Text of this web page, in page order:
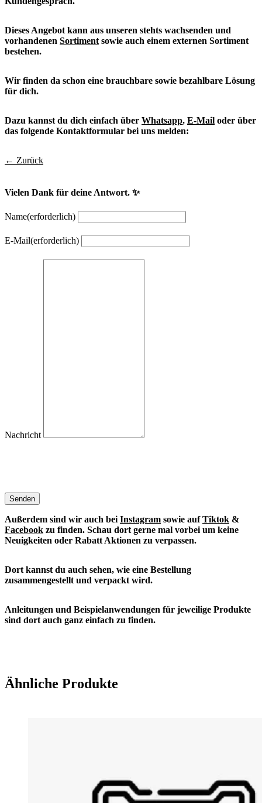
Dieses Angebot kann aus unseren stehts wachsenden und
vorhandenen Sortiment sowie auch einem externen Sortiment
bestehen.
Wir finden da schon eine brauchbare sowie bezahlbare Lösung
für dich.
Dazu kannst du dich einfach über Whatsapp, E-Mail oder über
das folgende Kontaktformular bei uns melden:
← Zurück
Vielen Dank für deine Antwort. ✨
Name(erforderlich)
E-Mail(erforderlich)
Nachricht
Senden
Außerdem sind wir auch bei Instagram sowie aufTiktok &
Facebook zu finden. Schau dort gerne mal vorbei um keine
Neuigkeiten oder Rabatt Aktionen zu verpassen.
Dort kannst du auch sehen, wie eine Bestellung
zusammengestellt und verpackt wird.
Anleitungen und Beispielanwendungen für jeweilige Produkte
sind dort auch ganz einfach zu finden.
Ähnliche Produkte